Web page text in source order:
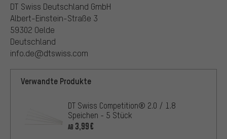
DT Swiss Deutschland GmbH
Albert-Einstein-Straße 3
59302 Oelde
Deutschland
info.de@dtswiss.com
Verwandte Produkte
DT Swiss Competition® 2.0 / 1.8
Speichen - 5 Stück
AB 3,99€